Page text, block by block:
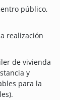
público,
realización
de vivienda
y
para la